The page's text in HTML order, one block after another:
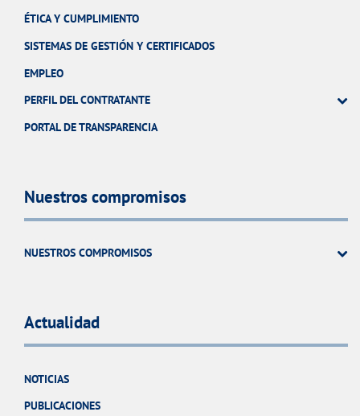
ÉTICA Y CUMPLIMIENTO
SISTEMAS DE GESTIÓN Y CERTIFICADOS
EMPLEO
PERFIL DEL CONTRATANTE
PORTAL DE TRANSPARENCIA
Nuestros compromisos
NUESTROS COMPROMISOS
Actualidad
NOTICIAS
PUBLICACIONES